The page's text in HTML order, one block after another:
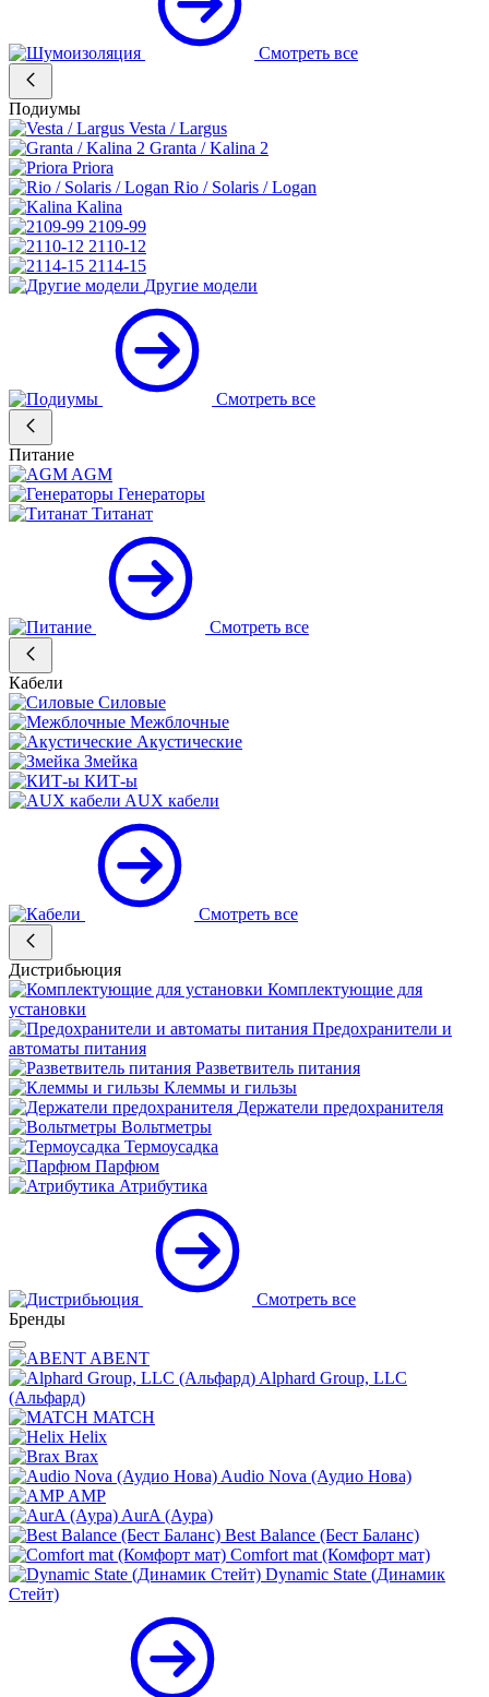
Смотреть все
Подиумы
Vesta / Largus
Granta / Kalina 2
Priora
Rio / Solaris / Logan
Kalina
2109-99
2110-12
2114-15
Другие модели
Смотреть все
Питание
AGM
Генераторы
Титанат
Смотреть все
Кабели
Силовые
Межблочные
Акустические
Змейка
КИТ-ы
AUX кабели
Смотреть все
Дистрибьюция
Комплектующие для
установки
Предохранители и
автоматы питания
Разветвитель питания
Клеммы и гильзы
Держатели предохранителя
Вольтметры
Термоусадка
Парфюм
Атрибутика
Смотреть все
Бренды
ABENT
Alphard Group, LLC
(Альфард)
MATCH
Helix
Brax
Audio Nova (Аудио Нова)
AMP
AurA (Аура)
Best Balance (Бест Баланс)
Comfort mat (Комфорт мат)
Dynamic State (Динамик
Стейт)